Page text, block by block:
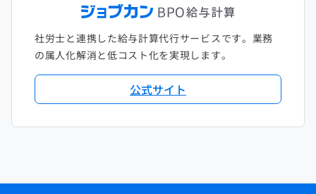
社労士と連携した給与計算代行サービスです。業務
の属人化解消と低コスト化を実現します。
公式サイト